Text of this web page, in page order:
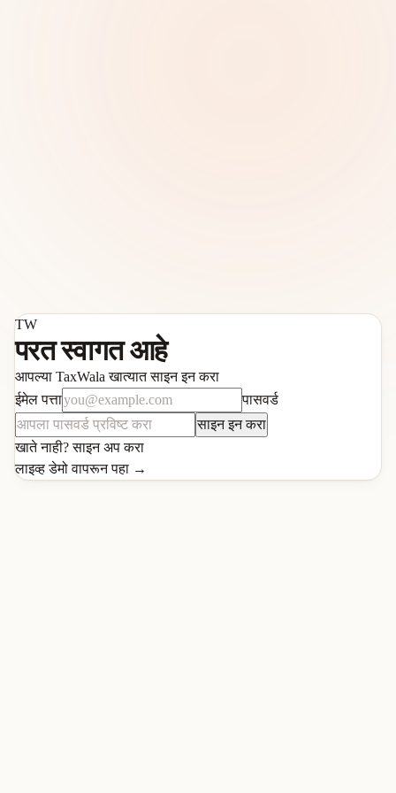
TW
परत स्वागत आहे
आपल्या TaxWala खात्यात साइन इन करा
ईमेल पत्ता
पासवर्ड
साइन इन करा
खाते नाही? साइन अप करा
लाइव्ह डेमो वापरून पहा →